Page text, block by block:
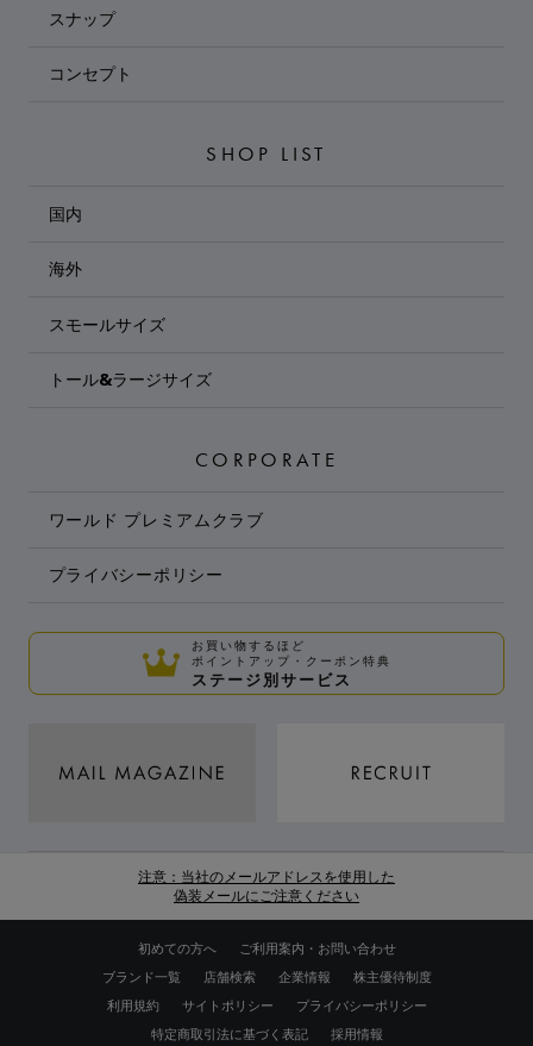
スナップ
コンセプト
SHOP LIST
国内
海外
スモールサイズ
トール&ラージサイズ
CORPORATE
ワールド プレミアムクラブ
プライバシーポリシー
お買い物するほど
ポイントアップ・クーポン特典
ステージ別サービス
注意：当社のメールアドレスを使用した
偽装メールにご注意ください
初めての方へ
ご利用案内・お問い合わせ
ブランド一覧
店舗検索 企業情報
株主優待制度
利用規約
サイトポリシー
プライバシーポリシー
特定商取引法に基づく表記
採用情報